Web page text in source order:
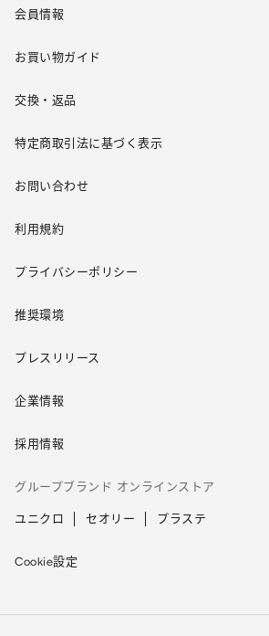
会員情報
お買い物ガイド
交換・返品
特定商取引法に基づく表示
お問い合わせ
利用規約
プライバシーポリシー
推奨環境
プレスリリース
企業情報
採用情報
グループブランド オンラインストア
ユニクロ セオリー プラステ
Cookie設定